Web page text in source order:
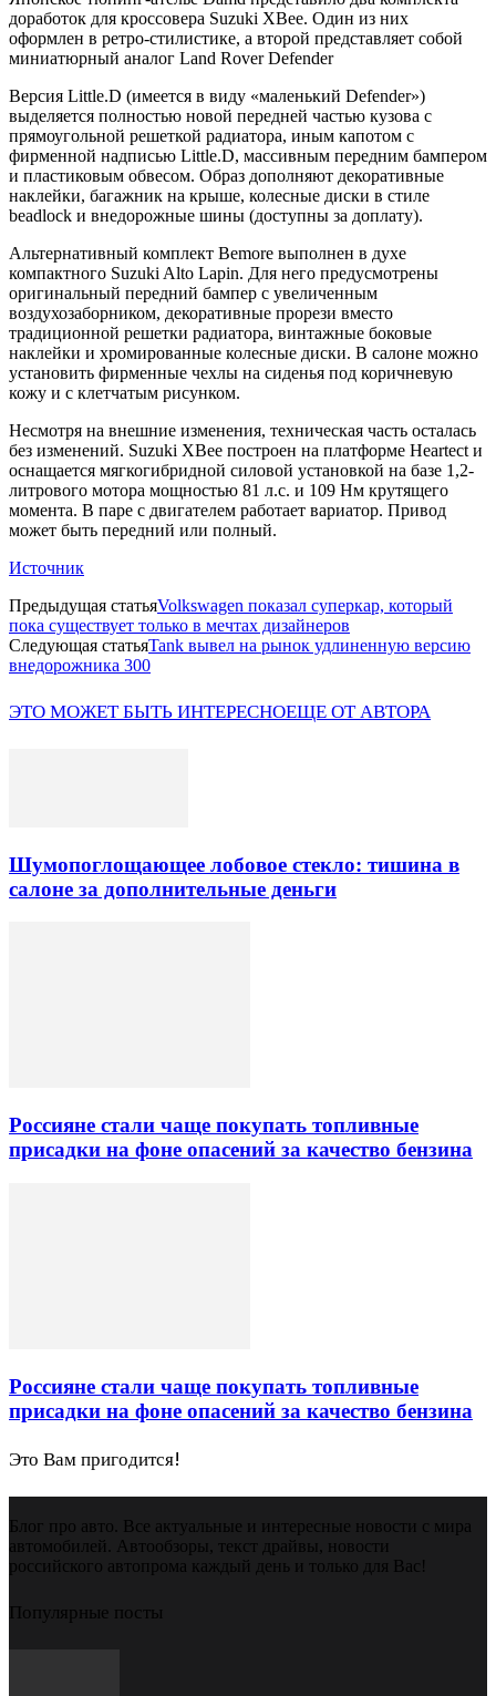
доработок для кроссовера Suzuki XBee. Один из них
оформлен в ретро-стилистике, а второй представляет собой
миниатюрный аналог Land Rover Defender
Версия Little.D (имеется в виду «маленький Defender»)
выделяется полностью новой передней частью кузова с
прямоугольной решеткой радиатора, иным капотом с
фирменной надписью Little.D, массивным передним бампером
и пластиковым обвесом. Образ дополняют декоративные
наклейки, багажник на крыше, колесные диски в стиле
beadlock и внедорожные шины (доступны за доплату).
Альтернативный комплект Bemore выполнен в духе
компактного Suzuki Alto Lapin. Для него предусмотрены
оригинальный передний бампер с увеличенным
воздухозаборником, декоративные прорези вместо
традиционной решетки радиатора, винтажные боковые
наклейки и хромированные колесные диски. В салоне можно
установить фирменные чехлы на сиденья под коричневую
кожу и с клетчатым рисунком.
Несмотря на внешние изменения, техническая часть осталась
без изменений. Suzuki XBee построен на платформе Heartect и
оснащается мягкогибридной силовой установкой на базе 1,2-
литрового мотора мощностью 81 л.с. и 109 Нм крутящего
момента. В паре с двигателем работает вариатор. Привод
может быть передний или полный.
Источник
Предыдущая статьяVolkswagen показал суперкар, который
пока существует только в мечтах дизайнеров
Следующая статьяTank вывел на рынок удлиненную версию
внедорожника 300
ЭТО МОЖЕТ БЫТЬ ИНТЕРЕСНОЕЩЕ ОТ АВТОРА
Шумопоглощающее лобовое стекло: тишина в
салоне за дополнительные деньги
Россияне стали чаще покупать топливные
присадки на фоне опасений за качество бензина
Россияне стали чаще покупать топливные
присадки на фоне опасений за качество бензина
Это Вам пригодится!
Блог про авто. Все актуальные и интересные новости с мира
автомобилей. Автообзоры, текст драйвы, новости
российского автопрома каждый день и только для Вас!
Популярные посты